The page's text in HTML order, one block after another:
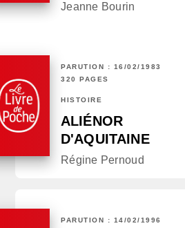
Jeanne Bourin
PARUTION : 16/02/1983
320 PAGES
HISTOIRE
ALIÉNOR
D'AQUITAINE
Régine Pernoud
PARUTION : 14/02/1996